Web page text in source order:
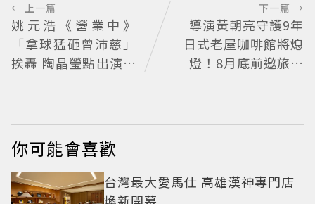
← 上一篇
姚元浩《營業中》
「拿球猛砸曾沛慈」
挨轟 陶晶瑩點出演藝
下一篇 →
導演黃朝亮守護9年
日式老屋咖啡館將熄
燈！8月底前邀旅人
你可能會喜歡
台灣最大愛馬仕 高雄漢神專門店